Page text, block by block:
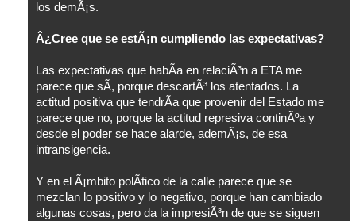
los demÃ¡s.
Â¿Cree que se estÃ¡n cumpliendo las expectativas?
Las expectativas que habÃ­a en relaciÃ³n a ETA me
parece que sÃ­, porque descartÃ³ los atentados. La
actitud positiva que tendrÃ­a que provenir del Estado me
parece que no, porque la actitud represiva continÃºa y
desde el poder se hace alarde, ademÃ¡s, de esa
intransigencia.
Y en el Ã¡mbito polÃ­tico de la calle parece que se
mezclan lo positivo y lo negativo, porque han cambiado
algunas cosas, pero da la impresiÃ³n de que se siguen